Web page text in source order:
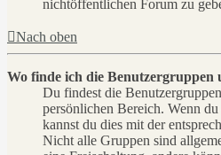
nichtöffentlichen Forum zu
Nach oben
Wo finde ich die Benutzergruppen
Du findest die
persönlichen Bereich. Wenn
kannst du dies mit der
Nicht alle Gruppen sind